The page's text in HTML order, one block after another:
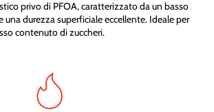
privo di PFOA, caratterizzato da un basso
durezza superficiale eccellente. Ideale per
contenuto di zuccheri.